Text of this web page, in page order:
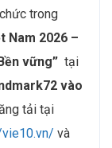
trong
Nam 2026 –
vững” tại
vào
tải tại
và